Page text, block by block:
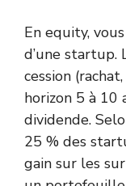
En equity,
d’une startup.
cession
horizon 5 à 10
dividende.
25 % des
gain sur les